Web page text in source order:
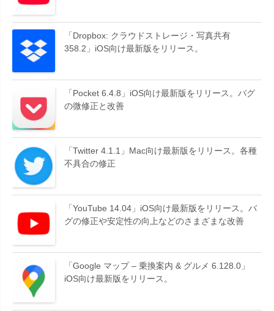
「Dropbox: クラウドストレージ・写真共有
358.2」iOS向け最新版をリリース。
「Pocket 6.4.8」iOS向け最新版をリリース。バグ
の微修正と改善
「Twitter 4.1.1」Mac向け最新版をリリース。各種
不具合の修正
「YouTube 14.04」iOS向け最新版をリリース。バ
グの修正や安定性の向上などのさまざまな改善
「Google マップ – 乗換案内 & グルメ 6.128.0」
iOS向け最新版をリリース。